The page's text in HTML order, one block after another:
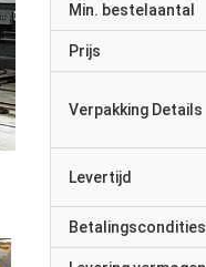
Min. bestelaantal
Prijs
Verpakking Details
Levertijd
Betalingscondities